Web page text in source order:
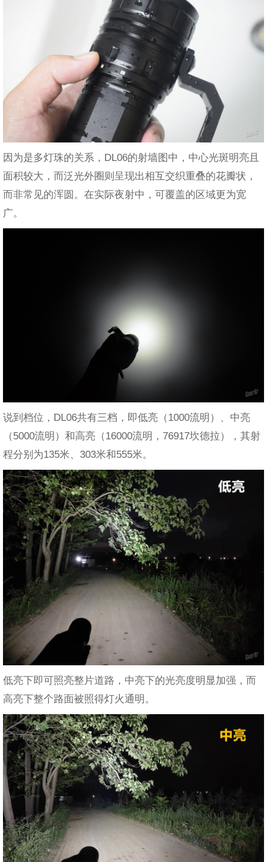
因为是多灯珠的关系，DL06的射墙图中，中心光斑明亮且
面积较大，而泛光外圈则呈现出相互交织重叠的花瓣状，
而非常见的浑圆。在实际夜射中，可覆盖的区域更为宽
广。
说到档位，DL06共有三档，即低亮（1000流明）、中亮
（5000流明）和高亮（16000流明，76917坎德拉），其射
程分别为135米、303米和555米。
低亮下即可照亮整片道路，中亮下的光亮度明显加强，而
高亮下整个路面被照得灯火通明。